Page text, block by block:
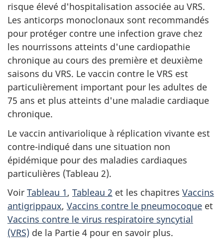
risque élevé d'hospitalisation associée au VRS.
Les anticorps monoclonaux sont recommandés
pour protéger contre une infection grave chez
les nourrissons atteints d'une cardiopathie
chronique au cours des première et deuxième
saisons du VRS. Le vaccin contre le VRS est
particulièrement important pour les adultes de
75 ans et plus atteints d'une maladie cardiaque
chronique.
Le vaccin antivariolique à réplication vivante est
contre-indiqué dans une situation non
épidémique pour des maladies cardiaques
particulières (Tableau 2).
Voir Tableau 1, Tableau 2 et les chapitres Vaccins
antigrippaux, Vaccins contre le pneumocoque et
Vaccins contre le virus respiratoire syncytial
(VRS) de la Partie 4 pour en savoir plus.